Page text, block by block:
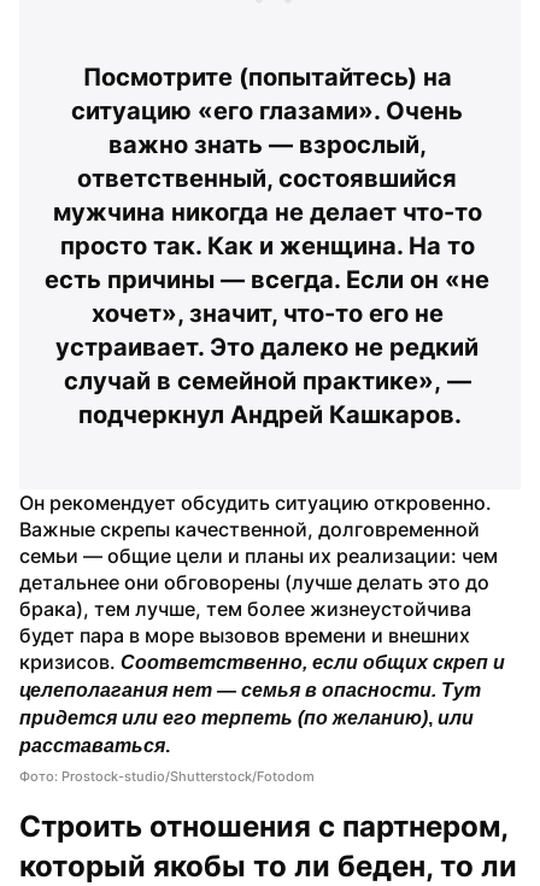
Посмотрите (попытайтесь) на
ситуацию «его глазами». Очень
важно знать — взрослый,
ответственный, состоявшийся
мужчина никогда не делает что-то
просто так. Как и женщина. На то
есть причины — всегда. Если он «не
хочет», значит, что-то его не
устраивает. Это далеко не редкий
случай в семейной практике», —
подчеркнул Андрей Кашкаров.
Он рекомендует обсудить ситуацию откровенно.
Важные скрепы качественной, долговременной
семьи — общие цели и планы их реализации: чем
детальнее они обговорены (лучше делать это до
брака), тем лучше, тем более жизнеустойчива
будет пара в море вызовов времени и внешних
кризисов. Соответственно, если общих скреп и
целеполагания нет — семья в опасности. Тут
придется или его терпеть (по желанию), или
расставаться.
Фото: Prostock-studio/Shutterstock/Fotodom
Строить отношения с партнером,
который якобы то ли беден, то ли